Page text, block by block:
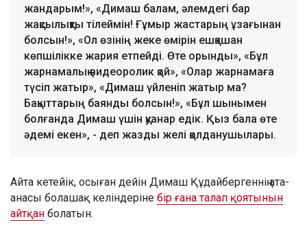
жандарым!», «Димаш балам, әлемдегі бар
жақсылықты тілеймін! Ғұмыр жастарың ұзағынан
болсын!», «Ол өзінің жеке өмірін ешқашан
көпшілікке жария етпейді. Өте орынды», «Бұл
жарнамалық видеоролик қой», «Олар жарнамаға
түсіп жатыр», «Димаш үйленіп жатыр ма?
Бақыттарың баянды болсын!», «Бұл шынымен
болғанда Димаш үшін қуанар едік. Қыз бала өте
әдемі екен», - деп жазды желі қолданушылары.
Айта кетейік, осыған дейін Димаш Құдайбергеннің ата-
анасы болашақ келіндеріне бір ғана талап қоятынын
айтқан болатын.